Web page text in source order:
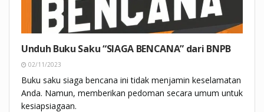
Unduh Buku Saku “SIAGA BENCANA” dari BNPB
02/11/2023
Buku saku siaga bencana ini tidak menjamin keselamatan
Anda. Namun, memberikan pedoman secara umum untuk
kesiapsiagaan.